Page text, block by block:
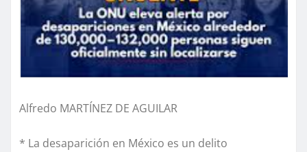
Alfredo MARTÍNEZ DE AGUILAR
* La desaparición en México es un delito